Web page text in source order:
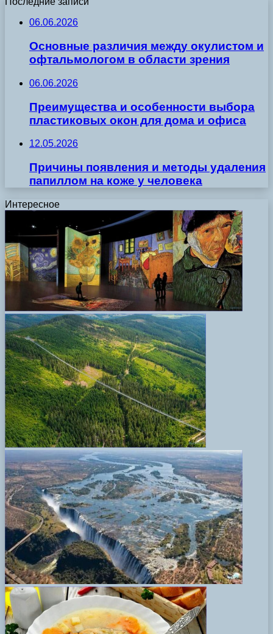
06.06.2026
Основные различия между окулистом и
офтальмологом в области зрения
06.06.2026
Преимущества и особенности выбора
пластиковых окон для дома и офиса
12.05.2026
Причины появления и методы удаления
папиллом на коже у человека
Интересное